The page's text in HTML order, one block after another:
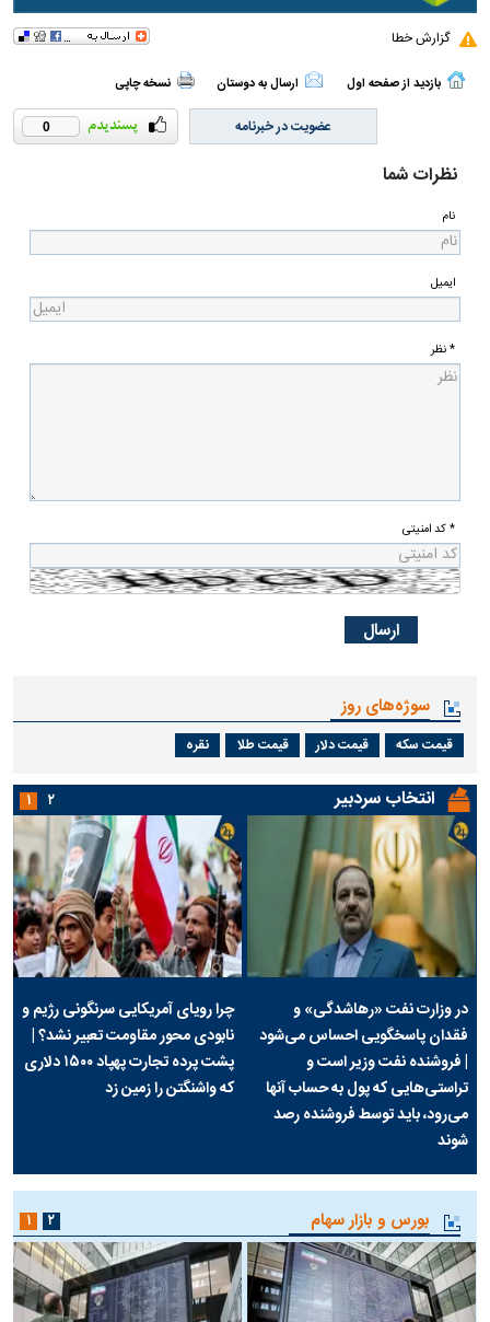
گزارش خطا
بازدید از صفحه اول ارسال به دوستان نسخه چاپی
0 عضویت در خبرنامه
نظرات شما
نام
ایمیل
* نظر
* کد امنیتی
سوژه‌های روز
قیمت سکه قیمت دلار قیمت طلا نقره
انتخاب سردبیر
در وزارت نفت «رهاشدگی» و
فقدان پاسخگویی احساس می‌شود
| فروشنده نفت وزیر است و
تراستی‌هایی که پول به حساب آنها
می‌رود، باید توسط فروشنده رصد
شوند
چرا رویای آمریکایی سرنگونی رژیم و
نابودی محور مقاومت تعبیر نشد؟ |
پشت پرده تجارت پهپاد‌ ۱۵۰۰ دلاری
که واشنگتن را زمین زد
۱ ۲
بورس و بازار سهام ۱ ۲